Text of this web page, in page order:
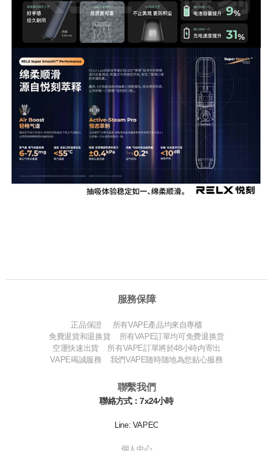
服務保障
正品保證 所有VAPE產品均來自專櫃
免費退貨和退换貨 所有VAPE訂單均可免费退换货
空運快速出貨 所有VAPE訂單將於48小時内寄出
VAPE竭誠服務 我們VAPE随時随地為您贴心服務
聯繫我們
聯絡方式：7x24小時
Line: VAPEC
個人中心